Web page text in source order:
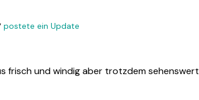
postete ein Update
frisch und windig aber trotzdem sehenswert